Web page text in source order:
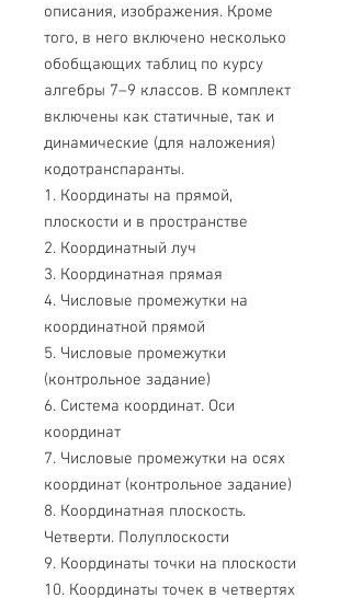
описания, изображения. Кроме
того, в него включено несколько
обобщающих таблиц по курсу
алгебры 7–9 классов. В комплект
включены как статичные, так и
динамические (для наложения)
кодотранспаранты.
1. Координаты на прямой,
плоскости и в пространстве
2. Координатный луч
3. Координатная прямая
4. Числовые промежутки на
координатной прямой
5. Числовые промежутки
(контрольное задание)
6. Система координат. Оси
координат
7. Числовые промежутки на осях
координат (контрольное задание)
8. Координатная плоскость.
Четверти. Полуплоскости
9. Координаты точки на плоскости
10. Координаты точек в четвертях